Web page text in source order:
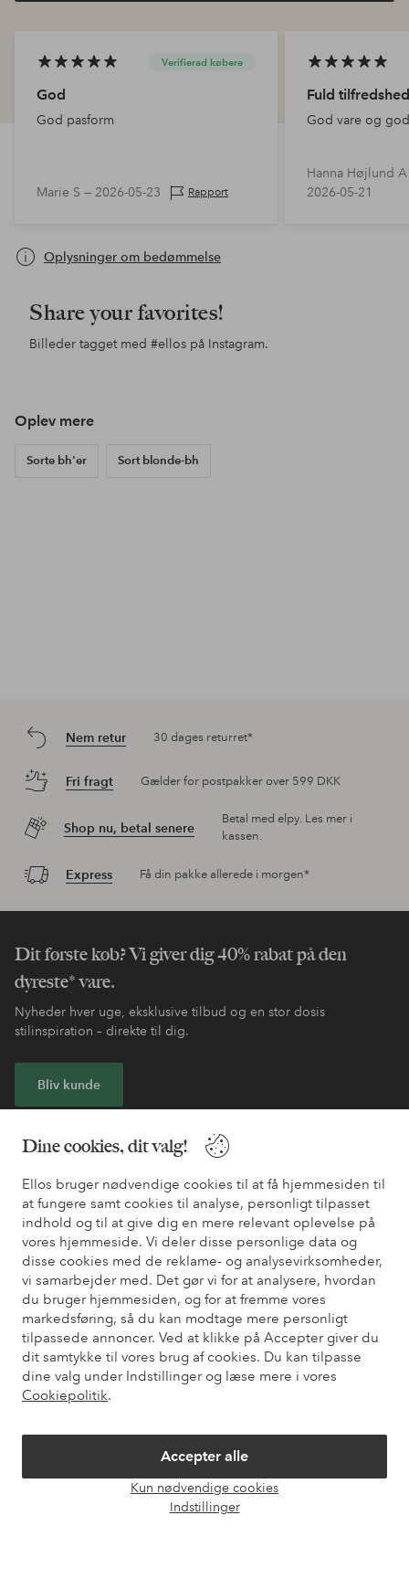
Dine cookies, dit valg!
Ellos bruger nødvendige cookies til at få hjemmesiden til
at fungere samt cookies til analyse, personligt tilpasset
indhold og til at give dig en mere relevant oplevelse på
vores hjemmeside. Vi deler disse personlige data og
disse cookies med de reklame- og analysevirksomheder,
vi samarbejder med. Det gør vi for at analysere, hvordan
du bruger hjemmesiden, og for at fremme vores
markedsføring, så du kan modtage mere personligt
tilpassede annoncer. Ved at klikke på Accepter giver du
dit samtykke til vores brug af cookies. Du kan tilpasse
dine valg under Indstillinger og læse mere i vores
Cookiepolitik.
Accepter alle
Kun nødvendige cookies
Indstillinger
Verifierad købere
God
God pasform
Marie S — 2026-05-23 Rapport
Fuld
God vare og
Hanna Højlund
2026-05-21
Oplysninger om bedømmelse
Share your favorites!
Billeder tagget med #ellos på Instagram.
Oplev mere
Sorte bh'er Sort blonde-bh
Nem retur 30 dages returret*
Fri fragt Gælder for postpakker over 599 DKK
Shop nu, betal senere
Betal med elpy. Les mer i
kassen.
Express Få din pakke allerede i morgen*
Dit første køb? Vi giver dig 40% rabat på den
dyreste* vare.
Nyheder hver uge, eksklusive tilbud og en stor dosis
stilinspiration – direkte til dig.
Bliv kunde
Har du brug for hjælp?
Du kan finde svar på de oftest stillede spørgsmål i vores FAQ.
Du kan også finde oplysninger om, hvordan du kontakter os.
Kundeservice Bestilling Betalingsmåde
Mine sider